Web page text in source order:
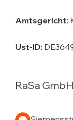
Amtsgericht:
Ust-ID:
RaSa GmbH